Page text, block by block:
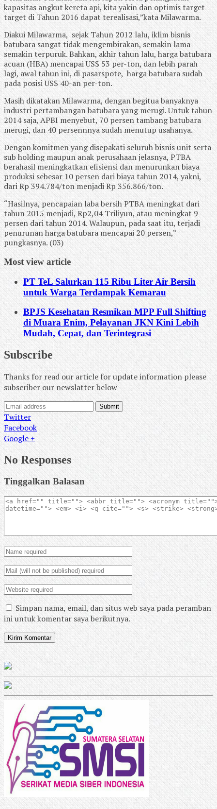
kapasitas angkut kereta api, kita yakin dan optimis target-
target di Tahun 2016 dapat terealisasi,”kata Milawarma.
Diakui Milawarma, sejak Tahun 2012 lalu, iklim bisnis
batubara sangat tidak mengembirakan, semakin lama
semakin terpuruk. Bahkan, akhir tahun lalu, harga batubara
acuan (HBA) mencapai US$ 53 per-ton, dan lebih parah
lagi, awal tahun ini, di pasarspote, harga batubara sudah
pada posisi US$ 40-an per-ton.
Masih dikatakan Milawarma, dengan begitua banyaknya
industri pertambangan batubara yang merugi. Untuk tahun
2014 saja, APBI menyebut, 70 persen tambang batubara
merugi, dan 40 persennnya sudah menutup usahanya.
Dengan komitmen yang disepakati seluruh bisnis unit serta
sub holding maupun anak perusahaan jelasnya, PTBA
berahasil meningkatkan efisiensi dan menurunkan biaya
produksi sebesar 10 persen dari biaya tahun 2014, yakni,
dari Rp 394.784/ton menjadi Rp 356.866/ton.
“Hasilnya, pencapaian laba bersih PTBA meningkat dari
tahun 2015 menjadi, Rp2,04 Triliyun, atau meningkat 9
persen dari tahun 2014. Walaupun, pada saat itu, terjadi
penurunan harga batubara mencapai 20 persen,”
pungkasnya. (03)
Most view article
PT TeL Salurkan 115 Ribu Liter Air Bersih
untuk Warga Terdampak Kemarau
BPJS Kesehatan Resmikan MPP Full Shifting
di Muara Enim, Pelayanan JKN Kini Lebih
Mudah, Cepat, dan Terintegrasi
Subscribe
Thanks for read our article for update information please
subscriber our newslatter below
Submit
Twitter
Facebook
Google +
No Responses
Tinggalkan Balasan
Simpan nama, email, dan situs web saya pada peramban
ini untuk komentar saya berikutnya.